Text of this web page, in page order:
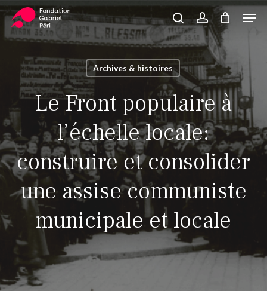
Skip
main
searchaccount
Panier Close
Cart
Archives & histoires
Le Front populaire à
l’échelle locale:
construire et consolider
une assise communiste
municipale et locale